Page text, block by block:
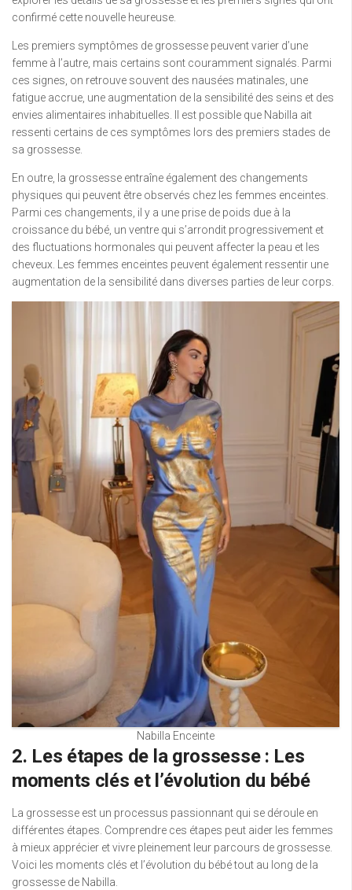
confirmé cette nouvelle heureuse.
Les premiers symptômes de grossesse peuvent varier d’une
femme à l’autre, mais certains sont couramment signalés. Parmi
ces signes, on retrouve souvent des nausées matinales, une
fatigue accrue, une augmentation de la sensibilité des seins et des
envies alimentaires inhabituelles. Il est possible que Nabilla ait
ressenti certains de ces symptômes lors des premiers stades de
sa grossesse.
En outre, la grossesse entraîne également des changements
physiques qui peuvent être observés chez les femmes enceintes.
Parmi ces changements, il y a une prise de poids due à la
croissance du bébé, un ventre qui s’arrondit progressivement et
des fluctuations hormonales qui peuvent affecter la peau et les
cheveux. Les femmes enceintes peuvent également ressentir une
augmentation de la sensibilité dans diverses parties de leur corps.
Nabilla Enceinte
2. Les étapes de la grossesse : Les
moments clés et l’évolution du bébé
La grossesse est un processus passionnant qui se déroule en
différentes étapes. Comprendre ces étapes peut aider les femmes
à mieux apprécier et vivre pleinement leur parcours de grossesse.
Voici les moments clés et l’évolution du bébé tout au long de la
grossesse de Nabilla.